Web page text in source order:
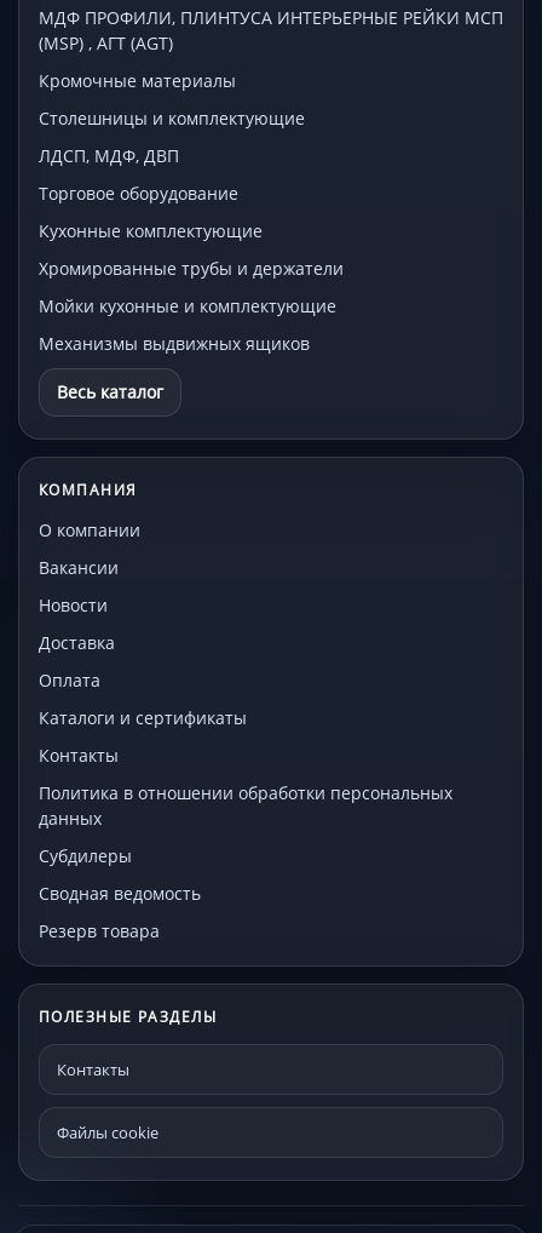
МДФ ПРОФИЛИ, ПЛИНТУСА ИНТЕРЬЕРНЫЕ РЕЙКИ МСП
(MSP) , АГТ (AGT)
Кромочные материалы
Столешницы и комплектующие
ЛДСП, МДФ, ДВП
Торговое оборудование
Кухонные комплектующие
Хромированные трубы и держатели
Мойки кухонные и комплектующие
Механизмы выдвижных ящиков
Весь каталог
КОМПАНИЯ
О компании
Вакансии
Новости
Доставка
Оплата
Каталоги и сертификаты
Контакты
Политика в отношении обработки персональных
данных
Субдилеры
Сводная ведомость
Резерв товара
ПОЛЕЗНЫЕ РАЗДЕЛЫ
Контакты
Файлы cookie